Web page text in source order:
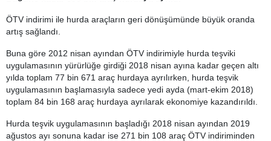
ÖTV indirimi ile hurda araçların geri dönüşümünde büyük oranda
artış sağlandı.
Buna göre 2012 nisan ayından ÖTV indirimiyle hurda teşviki
uygulamasının yürürlüğe girdiği 2018 nisan ayına kadar geçen altı
yılda toplam 77 bin 671 araç hurdaya ayrılırken, hurda teşvik
uygulamasının başlamasıyla sadece yedi ayda (mart-ekim 2018)
toplam 84 bin 168 araç hurdaya ayrılarak ekonomiye kazandırıldı.
Hurda teşvik uygulamasının başladığı 2018 nisan ayından 2019
ağustos ayı sonuna kadar ise 271 bin 108 araç ÖTV indiriminden